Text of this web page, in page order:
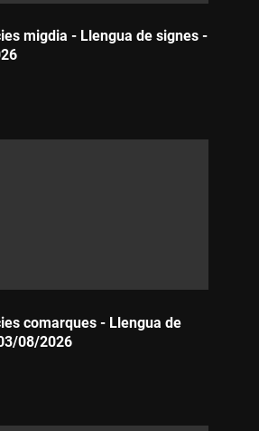
migdia - Llengua de signes -
comarques - Llengua de
08/2026